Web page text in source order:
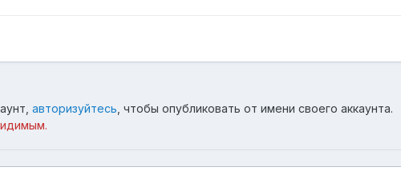
авторизуйтесь , чтобы опубликовать от имени своего аккаунта.